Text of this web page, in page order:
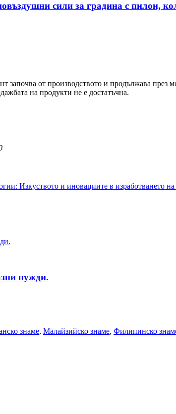
сили за градина с пилон,
от производството и продължава през
на продукти не е достатъчна.
нужди.
знаме, Малайзийско знаме, Филипинско